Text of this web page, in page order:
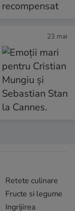
23 mai
Retete culinare
Fructe si legume
Ingrijirea